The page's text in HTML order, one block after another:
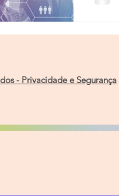
- Privacidade e Segurança